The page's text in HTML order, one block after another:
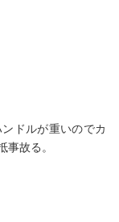
ドルが重いのでカ
故る。